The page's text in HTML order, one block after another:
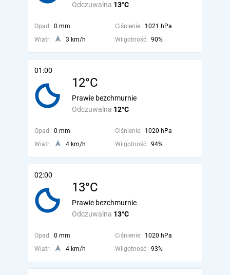
Odczuwalna 13°C
Opad: 0 mm Ciśnienie: 1021 hPa
Wiatr:
3 km/h Wilgotność: 90%
01:00
12°C
Odczuwalna 12°C
Prawie bezchmurnie
Opad: 0 mm Ciśnienie: 1020 hPa
Wiatr:
4 km/h Wilgotność: 94%
02:00
13°C
Odczuwalna 13°C
Prawie bezchmurnie
Opad: 0 mm Ciśnienie: 1020 hPa
Wiatr:
4 km/h Wilgotność: 93%